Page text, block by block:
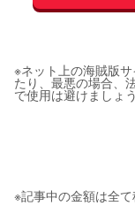
※ネット上の海賊版
たり、最悪の場合、
で使用は避けましょ
※記事中の金額は全て